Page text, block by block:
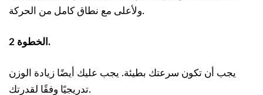
ولأعلى مع نطاق كامل من الحركة.
الخطوة 2.
يجب أن تكون سرعتك بطيئة. يجب عليك أيضًا زيادة الوزن
تدريجيًا وفقًا لقدرتك.